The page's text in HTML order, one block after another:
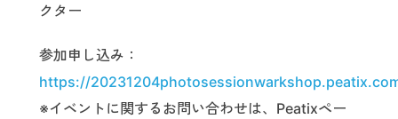
クター
参加申し込み：
https://
※イベントに関するお問い合わせは、Peatixペー